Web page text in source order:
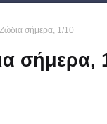
Ζώδια σήμερα, 1/10
σήμερα,